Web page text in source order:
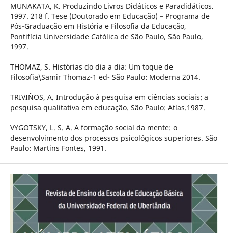
MUNAKATA, K. Produzindo Livros Didáticos e Paradidáticos.
1997. 218 f. Tese (Doutorado em Educação) – Programa de
Pós-Graduação em História e Filosofia da Educação,
Pontifícia Universidade Católica de São Paulo, São Paulo,
1997.
THOMAZ, S. Histórias do dia a dia: Um toque de
Filosofia\Samir Thomaz-1 ed- São Paulo: Moderna 2014.
TRIVIÑOS, A. Introdução à pesquisa em ciências sociais: a
pesquisa qualitativa em educação. São Paulo: Atlas.1987.
VYGOTSKY, L. S. A. A formação social da mente: o
desenvolvimento dos processos psicológicos superiores. São
Paulo: Martins Fontes, 1991.